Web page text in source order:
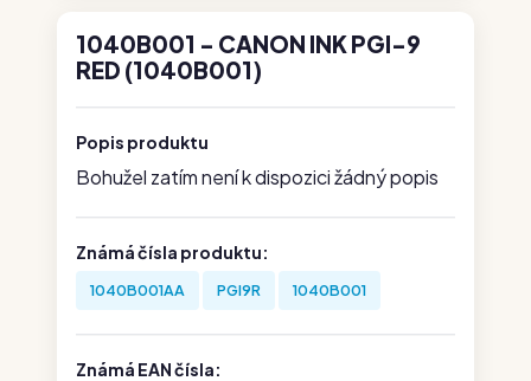
1040B001 - CANON INK PGI-9
RED (1040B001)
Popis produktu
Bohužel zatím není k dispozici žádný popis
Známá čísla produktu:
1040B001AA PGI9R 1040B001
Známá EAN čísla: